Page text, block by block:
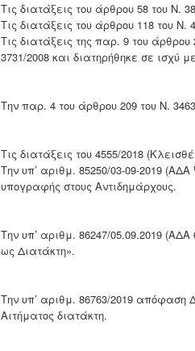
Τις διατάξεις του άρθρου 58 του Ν.
Τις διατάξεις του άρθρου 118 του Ν.
Τις διατάξεις της παρ. 9 του
3731/2008 και διατηρήθηκε σε ισχύ
Την παρ. 4 του άρθρου 209 του Ν.
Τις διατάξεις του 4555/2018
Την υπ’ αριθμ. 85250/03-09-2019
υπογραφής στους Αντιδημάρχους.
Την υπ’ αριθμ. 86247/05.09.2019
ως Διατάκτη».
Την υπ’ αριθμ. 86763/2019 απόφαση
Αιτήματος διατάκτη.